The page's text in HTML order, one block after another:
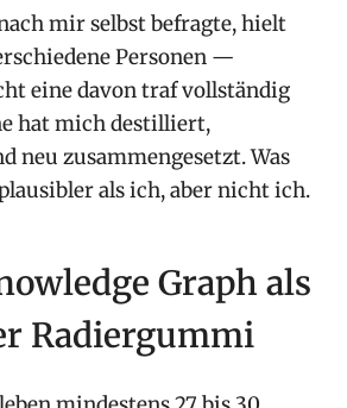
mir selbst befragte, hielt
Personen —
eine davon traf vollständig
hat mich destilliert,
neu zusammengesetzt. Was
als ich, aber nicht ich.
Graph als
Radiergummi